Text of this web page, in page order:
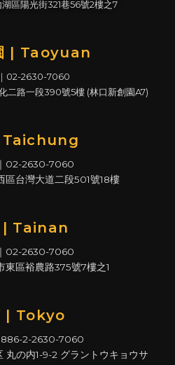
區陽光街321巷56號2樓之7
| Taoyuan
02-2630-7060
二路一段390號5樓 (林口新創園A7)
Taichung
02-2630-7060
台灣大道二段501號18樓
| Tainan
02-2630-7060
區裕農路375號7樓之1
| Tokyo
2-2630-7060
の内1-9-2 グラントウキョウサ